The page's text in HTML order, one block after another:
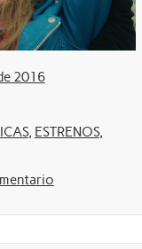
2016
, ESTRENOS,